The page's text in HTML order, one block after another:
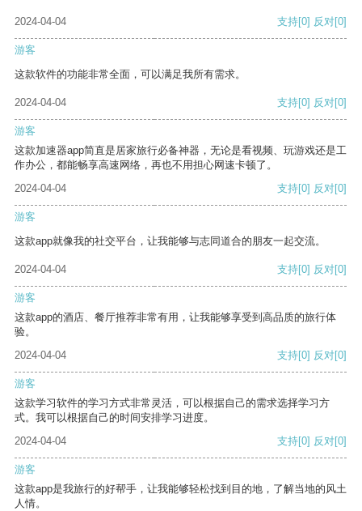
2024-04-04 支持[0] 反对[0]
游客
这款软件的功能非常全面，可以满足我所有需求。
2024-04-04 支持[0] 反对[0]
游客
这款加速器app简直是居家旅行必备神器，无论是看视频、玩游戏还是工
作办公，都能畅享高速网络，再也不用担心网速卡顿了。
2024-04-04
支持[0] 反对[0]
游客
这款app就像我的社交平台，让我能够与志同道合的朋友一起交流。
2024-04-04 支持[0] 反对[0]
游客
这款app的酒店、餐厅推荐非常有用，让我能够享受到高品质的旅行体
验。
2024-04-04
支持[0] 反对[0]
游客
这款学习软件的学习方式非常灵活，可以根据自己的需求选择学习方
式。我可以根据自己的时间安排学习进度。
2024-04-04
支持[0] 反对[0]
游客
这款app是我旅行的好帮手，让我能够轻松找到目的地，了解当地的风土
人情。